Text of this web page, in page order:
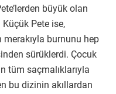
büyük olan
Küçük Pete ise,
merakıyla burnunu hep
sürüklerdi. Çocuk
tüm saçmalıklarıyla
bu dizinin akıllardan